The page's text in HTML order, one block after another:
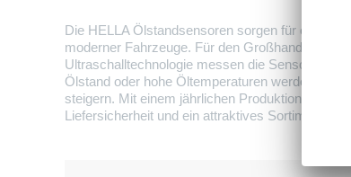
Die HELLA Ölstandsensoren sorgen für eine
moderner Fahrzeuge. Für den Großhandel
Ultraschalltechnologie messen die Sensoren
Ölstand oder hohe Öltemperaturen werden
steigern. Mit einem jährlichen
Liefersicherheit und ein attraktives Sortiment für